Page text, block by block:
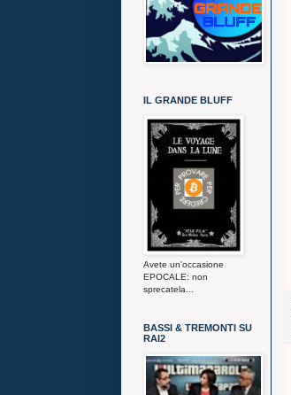
IL GRANDE BLUFF
Avete un'occasione
EPOCALE: non
sprecatela...
BASSI & TREMONTI SU
RAI2